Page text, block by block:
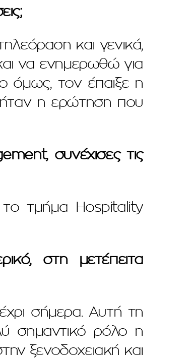
και γενικά,
να ενημερωθώ για
όμως, τον έπαιξε η
ήταν η ερώτηση που
συνέχισες τις
τμήμα Hospitality
στη μετέπειτα
σήμερα. Αυτή τη
σημαντικό ρόλο η
ξενοδοχειακή και